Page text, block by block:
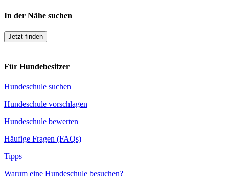
In der Nähe suchen
Jetzt finden
Für Hundebesitzer
Hundeschule suchen
Hundeschule vorschlagen
Hundeschule bewerten
Häufige Fragen (FAQs)
Tipps
Warum eine Hundeschule besuchen?